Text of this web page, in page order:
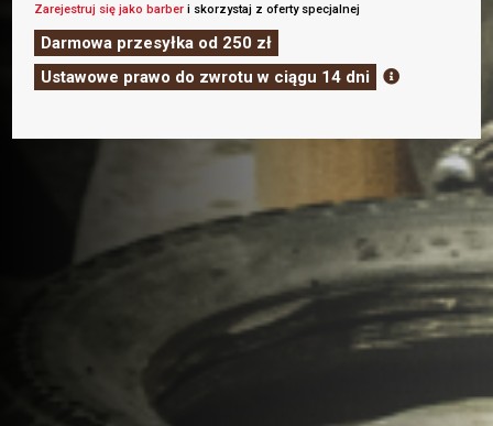
MINI
ORYGINALNA
POMADA
Zarejestruj się jako barber i skorzystaj z oferty specjalnej
Darmowa przesyłka od 250 zł
Ustawowe prawo do zwrotu w ciągu 14 dni
